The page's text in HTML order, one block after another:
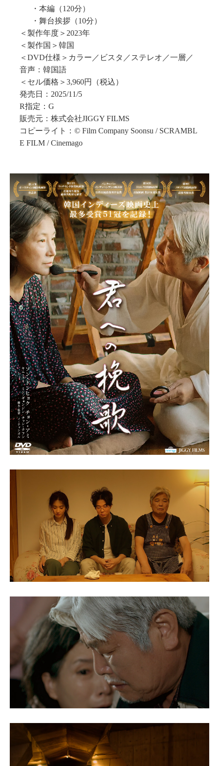
・本編（120分）
・舞台挨拶（10分）
＜製作年度＞2023年
＜製作国＞韓国
＜DVD仕様＞カラー／ビスタ／ステレオ／一層／
音声：韓国語
＜セル価格＞3,960円（税込）
発売日：2025/11/5
R指定：G
販売元：株式会社JIGGY FILMS
コピーライト：©︎ Film Company Soonsu / SCRAMBL
E FILM / Cinemago